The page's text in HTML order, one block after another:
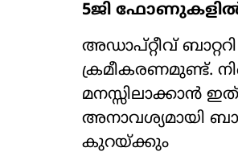
5ജി ഫോണുകളില്‍
അഡാപ്റ്റീവ്
ക്രമീകരണമുണ്ട്.
മനസ്സിലാക്കാന്‍
അനാവശ്യമായി
കുറയ്ക്കും